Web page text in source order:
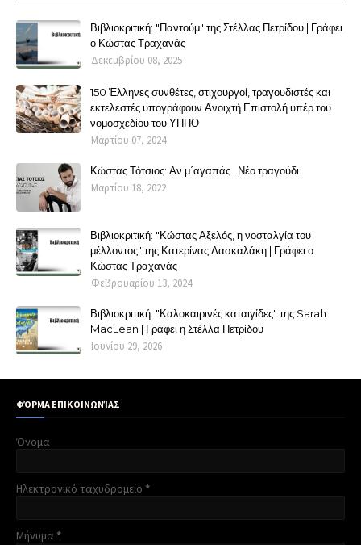
Βιβλιοκριτική: "Παντούμ" της Στέλλας Πετρίδου | Γράφει
ο Κώστας Τραχανάς
Δεκεμβρίου 08, 2025
150 Έλληνες συνθέτες, στιχουργοί, τραγουδιστές και
εκτελεστές υπογράφουν Ανοιχτή Επιστολή υπέρ του
νομοσχεδίου του ΥΠΠΟ
Μαρτίου 07, 2024
Κώστας Τότσιος: Αν μ΄αγαπάς | Νέο τραγούδι
Μαρτίου 18, 2022
Βιβλιοκριτική: "Κώστας Αξελός, η νοσταλγία του
μέλλοντος" της Κατερίνας Δασκαλάκη | Γράφει ο
Κώστας Τραχανάς
Φεβρουαρίου 13, 2024
Βιβλιοκριτική: "Καλοκαιρινές καταιγίδες" της Sarah
MacLean | Γράφει η Στέλλα Πετρίδου
Ιουνίου 29, 2026
ΦΌΡΜΑ ΕΠΙΚΟΙΝΩΝΊΑΣ
Όνομα
Ηλεκτρονικό ταχυδρομείο *
Μήνυμα *